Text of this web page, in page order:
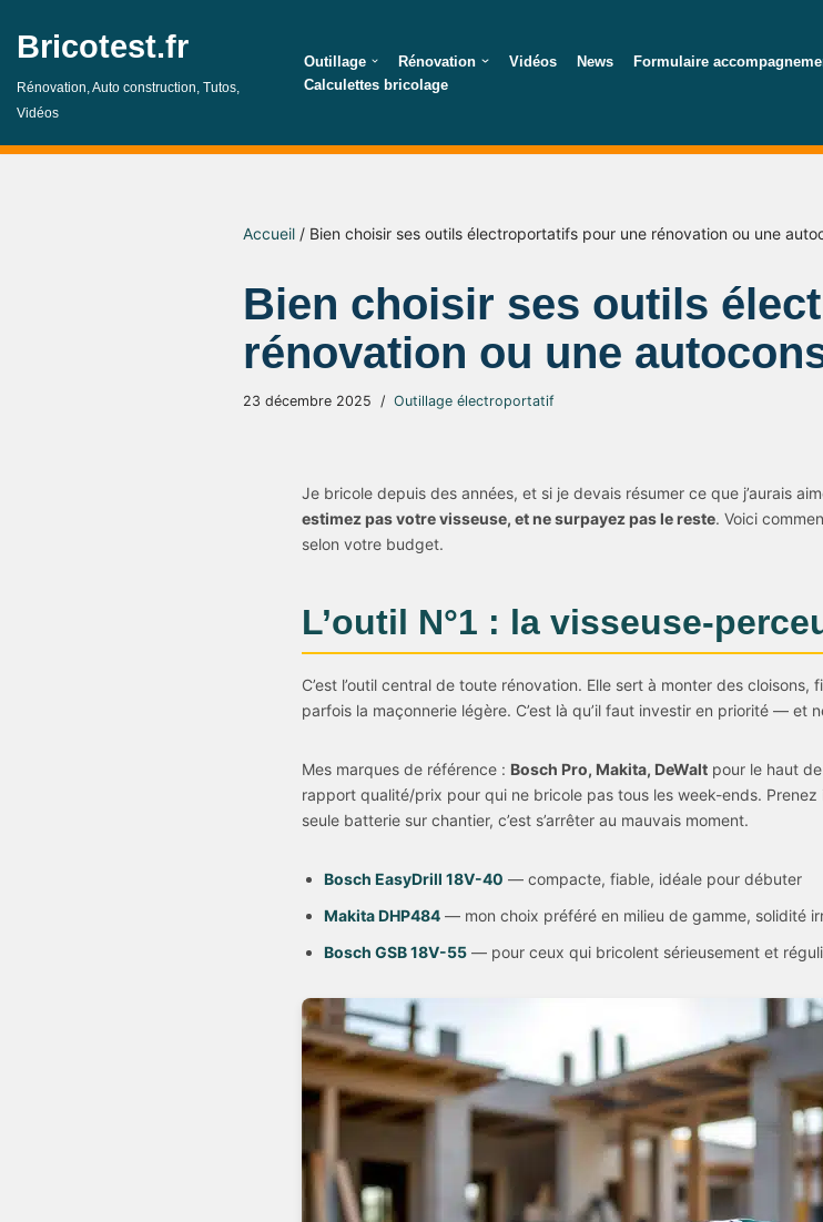
Aller
au
contenu
Bricotest.fr
Rénovation, Auto construction, Tutos,
Vidéos
Outillage Rénovation Vidéos News Formulaire
Calculettes bricolage
Accueil / Bien choisir ses outils électroportatifs pour une rénovation ou une
Bien choisir ses outils
rénovation ou une
23 décembre 2025 Outillage électroportatif
Je bricole depuis des années, et si je devais résumer ce que j’aurais
estimez pas votre visseuse, et ne surpayez pas le reste. Voici
selon votre budget.
L’outil N°1 : la visseuse-
C’est l’outil central de toute rénovation. Elle sert à monter des
parfois la maçonnerie légère. C’est là qu’il faut investir en priorité — et
Mes marques de référence : Bosch Pro, Makita, DeWalt pour le haut
rapport qualité/prix pour qui ne bricole pas tous les week-ends.
seule batterie sur chantier, c’est s’arrêter au mauvais moment.
Bosch EasyDrill 18V-40 — compacte, fiable, idéale pour débuter
Makita DHP484 — mon choix préféré en milieu de gamme, solidité
Bosch GSB 18V-55 — pour ceux qui bricolent sérieusement et